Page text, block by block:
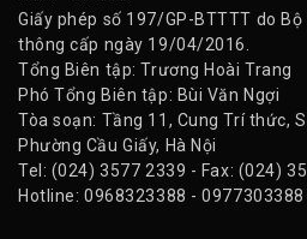
Giấy phép số 197/GP-BTTTT do
thông cấp ngày 19/04/2016.
Tổng Biên tập: Trương Hoài Trang
Phó Tổng Biên tập: Bùi Văn Ngợi
Tòa soạn: Tầng 11, Cung Trí thức,
Phường Cầu Giấy, Hà Nội
Tel: (024) 3577 2339 - Fax: (024)
Hotline: 0968323388 - 0977303388